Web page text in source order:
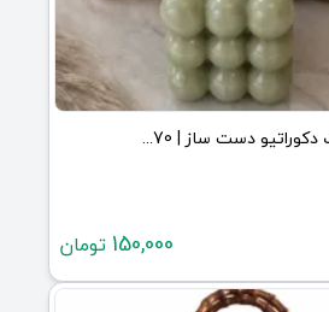
شمع روبیک دکوراتیو دست ساز | JCHK-16570
150,000 تومان